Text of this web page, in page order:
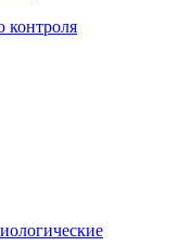
контроля